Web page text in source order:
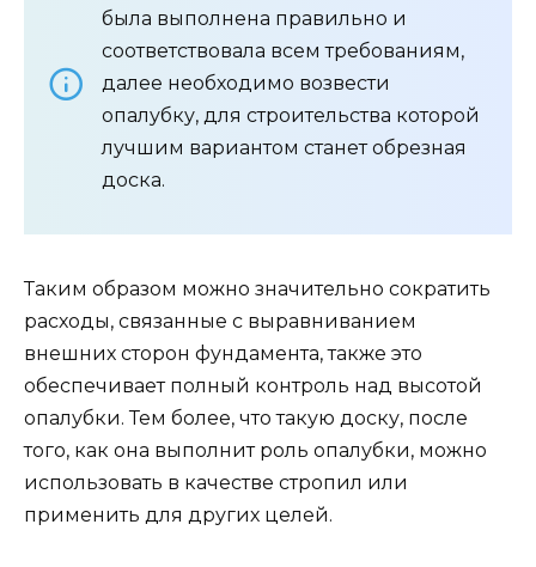
была выполнена правильно и
соответствовала всем требованиям,
далее необходимо возвести
опалубку, для строительства которой
лучшим вариантом станет обрезная
доска.
Таким образом можно значительно сократить
расходы, связанные с выравниванием
внешних сторон фундамента, также это
обеспечивает полный контроль над высотой
опалубки. Тем более, что такую доску, после
того, как она выполнит роль опалубки, можно
использовать в качестве стропил или
применить для других целей.